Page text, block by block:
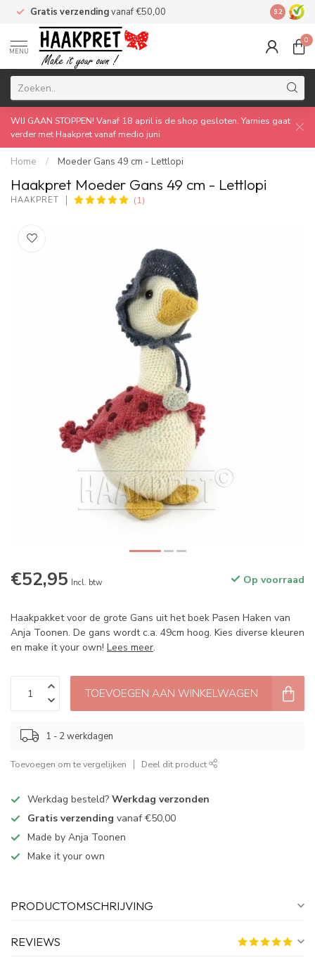
Gratis verzendingvanaf €50,00 Made by
9.2
MENU
0
WIJ GAAN STOPPEN! Vanaf 18 april is de shop gesloten. Yarnies gaat
verder met Haakpret vanaf medio juni
Home / Moeder Gans 49 cm - Lettlopi
Haakpret Moeder Gans 49 cm - Lettlopi
HAAKPRET (1)
€52,95 Incl. btw Op voorraad
Haakpakket voor de grote Gans uit het boek Pasen Haken van
Anja Toonen. De gans wordt c.a. 49cm hoog. Kies diverse kleuren
en make it your own! Lees meer.
TOEVOEGEN AAN WINKELWAGEN
1 - 2 werkdagen
Toevoegen om te vergelijken Deel dit product
Werkdag besteld? Werkdag verzonden
Gratis verzending vanaf €50,00
Made by Anja Toonen
Make it your own
PRODUCTOMSCHRIJVING
REVIEWS